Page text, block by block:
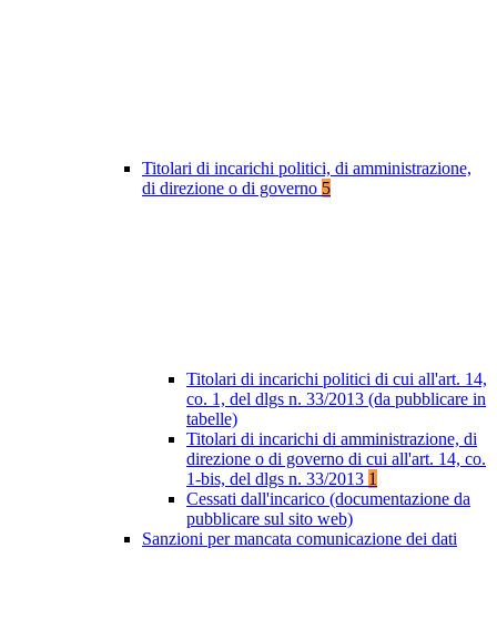
Titolari di incarichi politici, di amministrazione,
di direzione o di governo 5
Titolari di incarichi politici di cui all'art. 14,
co. 1, del dlgs n. 33/2013 (da pubblicare in
tabelle)
Titolari di incarichi di amministrazione, di
direzione o di governo di cui all'art. 14, co.
1-bis, del dlgs n. 33/2013 1
Cessati dall'incarico (documentazione da
pubblicare sul sito web)
Sanzioni per mancata comunicazione dei dati